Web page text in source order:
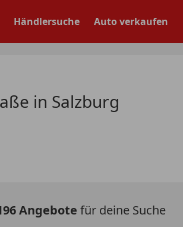
Händlersuche Auto verkaufen
in Salzburg
Angebote für deine Suche